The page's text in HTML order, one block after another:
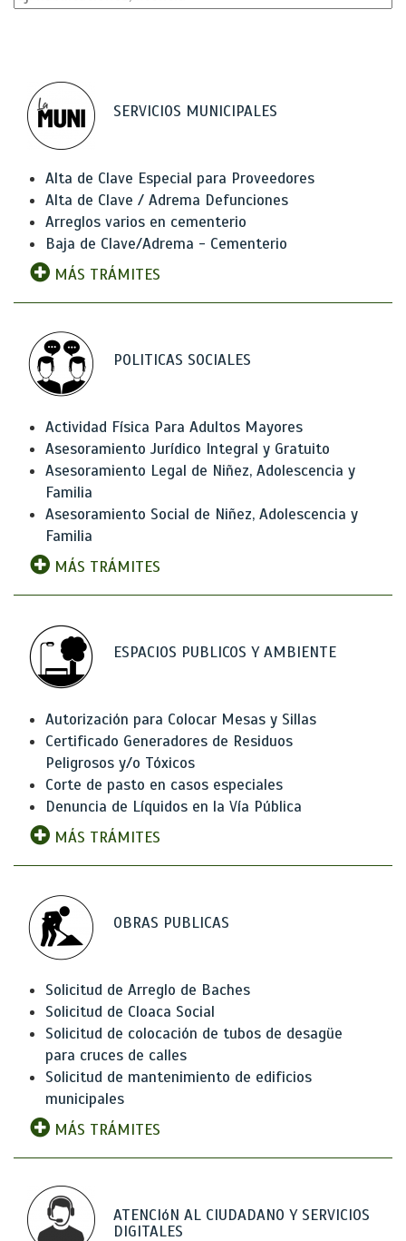
SERVICIOS MUNICIPALES
Alta de Clave Especial para Proveedores
Alta de Clave / Adrema Defunciones
Arreglos varios en cementerio
Baja de Clave/Adrema - Cementerio
MÁS TRÁMITES
POLITICAS SOCIALES
Actividad Física Para Adultos Mayores
Asesoramiento Jurídico Integral y Gratuito
Asesoramiento Legal de Niñez, Adolescencia y
Familia
Asesoramiento Social de Niñez, Adolescencia y
Familia
MÁS TRÁMITES
ESPACIOS PUBLICOS Y AMBIENTE
Autorización para Colocar Mesas y Sillas
Certificado Generadores de Residuos
Peligrosos y/o Tóxicos
Corte de pasto en casos especiales
Denuncia de Líquidos en la Vía Pública
MÁS TRÁMITES
OBRAS PUBLICAS
Solicitud de Arreglo de Baches
Solicitud de Cloaca Social
Solicitud de colocación de tubos de desagüe
para cruces de calles
Solicitud de mantenimiento de edificios
municipales
MÁS TRÁMITES
ATENCIóN AL CIUDADANO Y SERVICIOS
DIGITALES